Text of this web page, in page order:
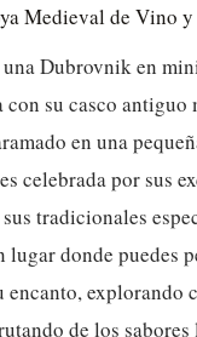
Medieval de Vino
Dubrovnik en
su casco antiguo
en una
celebrada por sus
tradicionales
lugar donde puedes
encanto, explorando
de los sabores